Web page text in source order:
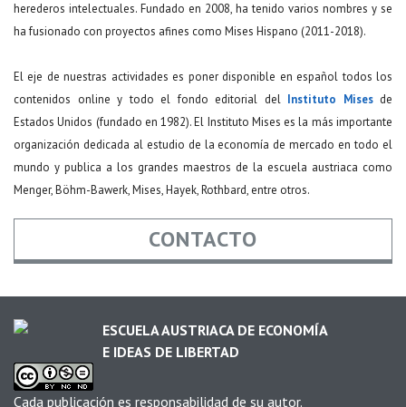
herederos intelectuales. Fundado en 2008, ha tenido varios nombres y se
ha fusionado con proyectos afines como Mises Hispano (2011-2018).
El eje de nuestras actividades es poner disponible en español todos los
contenidos online y todo el fondo editorial del Instituto Misesde
Estados Unidos (fundado en 1982). El Instituto Mises es la más importante
organización dedicada al estudio de la economía de mercado en todo el
mundo y publica a los grandes maestros de la escuela austriaca como
Menger, Böhm-Bawerk, Mises, Hayek, Rothbard, entre otros.
CONTACTO
ESCUELA AUSTRIACA DE ECONOMÍA
E IDEAS DE LIBERTAD
Cada publicación es responsabilidad de su autor.